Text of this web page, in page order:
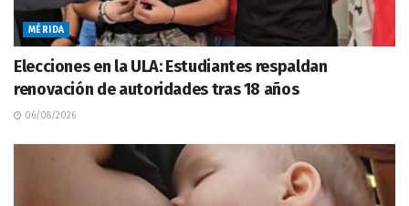
MÉRIDA
Elecciones en la ULA: Estudiantes respaldan
renovación de autoridades tras 18 años
06/08/2026